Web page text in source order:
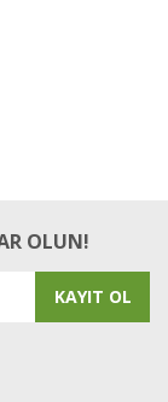
OLUN!
KAYIT OL